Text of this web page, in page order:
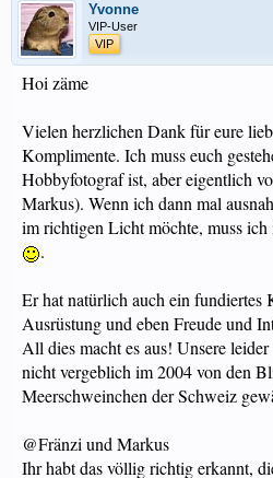
Yvonne
VIP-User
VIP
Hoi zäme
Vielen herzlichen Dank für eure
Komplimente. Ich muss euch
Hobbyfotograf ist, aber eigentlich
Markus). Wenn ich dann mal
im richtigen Licht möchte, muss
.
Er hat natürlich auch ein fundiertes
Ausrüstung und eben Freude und
All dies macht es aus! Unsere
nicht vergeblich im 2004 von den
Meerschweinchen der Schweiz
@Fränzi und Markus
Ihr habt das völlig richtig erkannt,